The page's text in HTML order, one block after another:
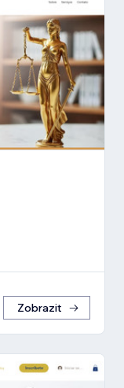
Zobrazit